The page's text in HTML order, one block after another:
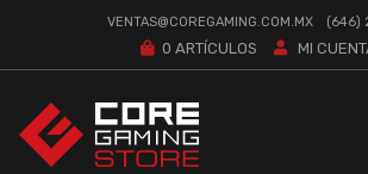
VENTAS@COREGAMING.COM.MX (646)
0 ARTÍCULOS MI